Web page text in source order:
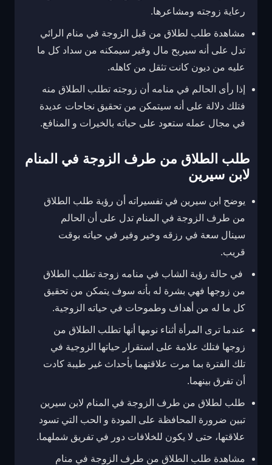
رعاية زوجته ومشاعرها.
مشاهدة طلب لطلاق من قبل الزوجة في منام الرائي
تدل على أنه سيربح مال وفير سيمكنه من سداد كل ما
عليه من ديون كانت تثقل من كاهله.
إذا رأى الحالم في منامه أن زوجته تطلب الطلاق منه
فتلك دلالة على أنه سيتمكن من تحقيق نجاحات عديدة
في مجال عمله ستعود على حياته بالخيرات و المنافع.
طلب الطلاق من طرف الزوجة في المنام
لابن سيرين
يوضح ابن سيرين في تفسيراته أن رؤية طلب الطلاق
من طرف الزوجة في المنام تدل على أن الحالم
سينال سعة في رزقه وخير وفير في حياته بوقت
قريب.
في حالة رؤية الشاب في منامه زوجة تطلب الطلاق
من زوجها فهي بشرة له بأنه سوف يتمكن من تحقيق
كل ما له من أهداف وطموحات في حياته الزوجية.
عندما ترى المرأة أثناء نومها أنها تطلب الطلاق من
زوجها فتلك علامة على استقرار حياتها الزوجية في
تلك الفترة بما مرت علاقتهما بأحداث غير طيبة كادت
أن تفرق بينهما.
طلب لطلاق من طرف الزوجة في المنام لابن سيرين
تبين ضرورة المحافظة على المودة و الحب التي تسود
علاقتها، حتى لا يكون للخلافات دور في تفريق شملهما.
مشاهدة طلب الطلاق من طرف الزوجة في منام